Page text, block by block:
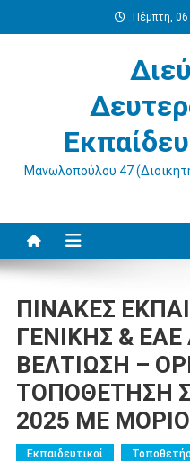
στο
Πέμπτη,
Μανωλοπούλου 47
ΠΙΝΑΚΕΣ
ΓΕΝΙΚΗΣ &
ΒΕΛΤΙΩΣΗ –
ΤΟΠΟΘΕΤΗΣΗ
2025 ΜΕ
Εκπαιδευτικοί